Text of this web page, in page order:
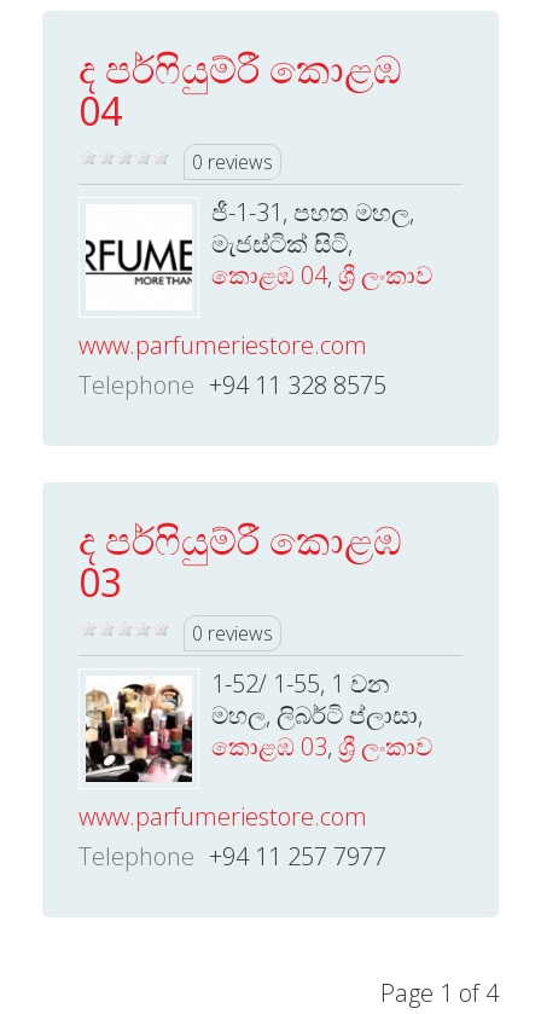
ද පර්ෆියුම්රී කොළඹ
04
0 reviews
ජී-1-31, පහත මහල,
මැජස්ටික් සිටි,
කොළඹ 04, ශ්‍රී ලංකාව
www.parfumeriestore.com
Telephone +94 11 328 8575
ද පර්ෆියුම්රී කොළඹ
03
0 reviews
1-52/ 1-55, 1 වන
මහල, ලිබර්ටි ප්ලාසා,
කොළඹ 03, ශ්‍රී ලංකාව
www.parfumeriestore.com
Telephone +94 11 257 7977
Page 1 of 4